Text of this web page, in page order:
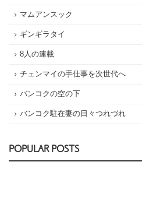
マムアンスック
ギンギラタイ
8人の連載
チェンマイの手仕事を次世代へ
バンコクの空の下
バンコク駐在妻の日々つれづれ
POPULAR POSTS